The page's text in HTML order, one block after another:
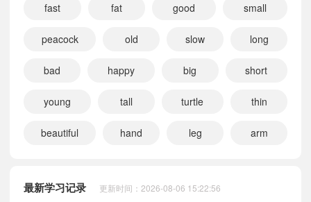
fast fat good small
peacock old slow long
bad happy big short
young tall turtle thin
beautiful hand leg arm
最新学习记录 更新时间：2026-08-06 15:22:56
小宝993808 正在学习